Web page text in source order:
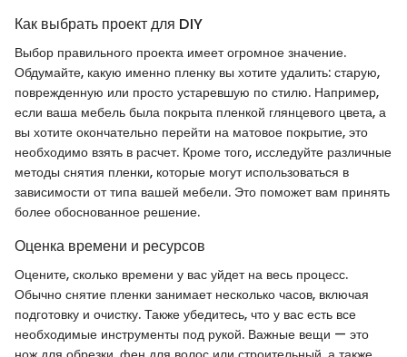
Как выбрать проект для DIY
Выбор правильного проекта имеет огромное значение.
Обдумайте, какую именно пленку вы хотите удалить: старую,
поврежденную или просто устаревшую по стилю. Например,
если ваша мебель была покрыта пленкой глянцевого цвета, а
вы хотите окончательно перейти на матовое покрытие, это
необходимо взять в расчет. Кроме того, исследуйте различные
методы снятия пленки, которые могут использоваться в
зависимости от типа вашей мебели. Это поможет вам принять
более обоснованное решение.
Оценка времени и ресурсов
Оцените, сколько времени у вас уйдет на весь процесс.
Обычно снятие пленки занимает несколько часов, включая
подготовку и очистку. Также убедитесь, что у вас есть все
необходимые инструменты под рукой. Важные вещи — это